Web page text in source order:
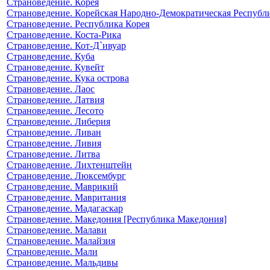
Страноведение. Корейская Народно-Демократическая
Страноведение. Республика Корея
Страноведение. Коста-Рика
Страноведение. Кот-Д`ивуар
Страноведение. Куба
Страноведение. Кувейт
Страноведение. Кука острова
Страноведение. Лаос
Страноведение. Латвия
Страноведение. Лесото
Страноведение. Либерия
Страноведение. Ливан
Страноведение. Ливия
Страноведение. Литва
Страноведение. Лихтенштейн
Страноведение. Люксембург
Страноведение. Маврикий
Страноведение. Мавритания
Страноведение. Мадагаскар
Страноведение. Македония [Республика Македония]
Страноведение. Малави
Страноведение. Малайзия
Страноведение. Мали
Страноведение. Мальдивы